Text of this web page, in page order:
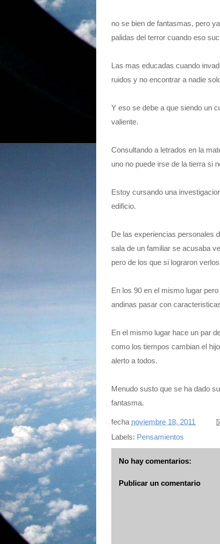
no se bien de fantasmas, pero
palidas del terror cuando eso
Las mas educadas cuando
ruidos y no encontrar a nadie
Y eso se debe a que siendo un
valiente.
Consultando a letrados en la
uno no puede irse de la tierra si
Estoy cursando una
edificio.
De las experiencias personales
sala de un familiar se acusaba
pero de los que si lograron
En los 90 en el mismo lugar
andinas pasar con
En el mismo lugar hace un par
como los tiempos cambian el
alerto a todos.
Menudo susto que se ha dado
fantasma.
fecha noviembre 18, 2011
Labels: Pensamientos
No hay comentarios:
Publicar un comentario